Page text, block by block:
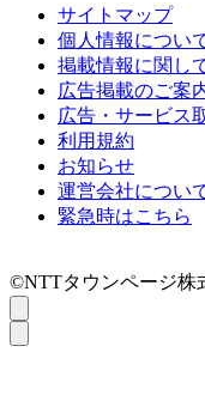
サイトマップ
個人情報につい
掲載情報に関し
広告掲載のご案
広告・サービス
利用規約
お知らせ
運営会社につい
緊急時はこちら
©NTTタウンページ株